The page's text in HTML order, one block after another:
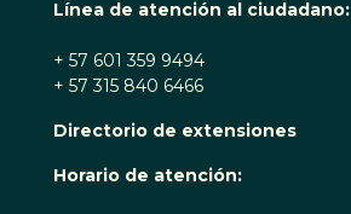
Línea de atención al ciudadano:
+ 57 601 359 9494
+ 57 315 840 6466
Directorio de extensiones
Horario de atención: